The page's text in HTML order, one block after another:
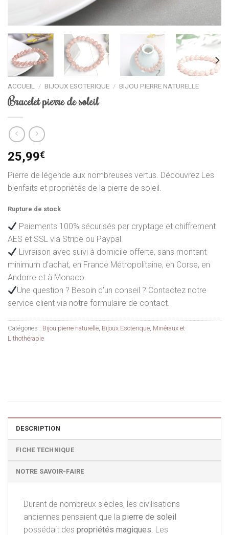
ACCUEIL / BIJOUX ESOTERIQUE / BIJOU PIERRE NATURELLE
Bracelet pierre de soleil
25,99€
Pierre de légende aux nombreuses vertus. Découvrez Les
bienfaits et propriétés de la pierre de soleil.
Rupture de stock
Paiements 100% sécurisés par cryptage et chiffrement
AES et SSL via Stripe ou Paypal.
Livraison avec suivi à domicile offerte, sans montant
minimum d'achat, en France Métropolitaine, en Corse, en
Andorre et à Monaco.
Une question ? Besoin d'un conseil ? Contactez notre
service client via notre formulaire de contact.
Catégories : Bijou pierre naturelle Bijoux Esoterique Minéraux et
Lithothérapie
DESCRIPTION
FICHE TECHNIQUE
NOTRE SAVOIR-FAIRE
Durant de nombreux siècles, les civilisations
anciennes pensaient que la pierre de soleil
possédait des propriétés magiques . Les